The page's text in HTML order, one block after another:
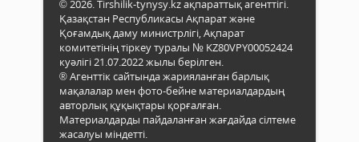
© 2026. Tirshilik-tynysy.kz ақпараттық агенттігі.
Қазақстан Республикасы Ақпарат және
Қоғамдық даму министрлігі, Ақпарат
комитетінің тіркеу туралы № KZ80VPY00052424
куәлігі 21.07.2022 жылы берілген.
® Агенттік сайтында жарияланған барлық
мақалалар мен фото-бейне материалдардың
авторлық құқықтары қорғалған.
Материалдарды пайдаланған жағдайда сілтеме
жасалуы міндетті.